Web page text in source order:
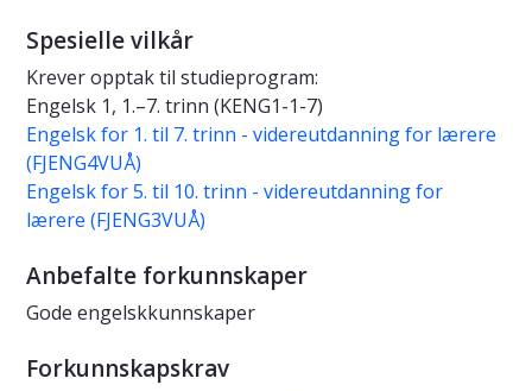
Spesielle vilkår
Krever opptak til studieprogram:
Engelsk 1, 1.–7. trinn (KENG1-1-7)
Engelsk for 1. til 7. trinn - videreutdanning for lærere
(FJENG4VUÅ)
Engelsk for 5. til 10. trinn - videreutdanning for
lærere (FJENG3VUÅ)
Anbefalte forkunnskaper
Gode engelskkunnskaper
Forkunnskapskrav